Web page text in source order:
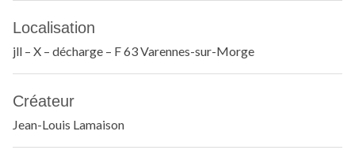
Localisation
jll – X – décharge – F 63 Varennes-sur-Morge
Créateur
Jean-Louis Lamaison